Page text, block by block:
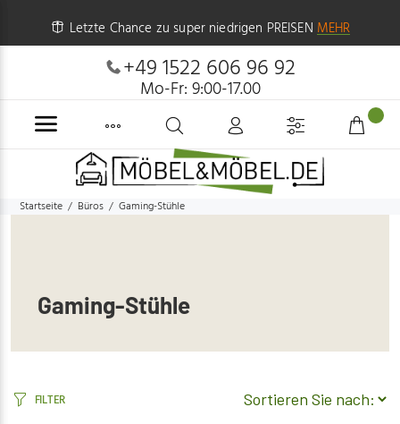
Letzte Chance zu super niedrigen PREISEN MEHR
+49 1522 606 96 92
Mo-Fr: 9:00-17.00
Startseite Büros Gaming-Stühle
Gaming-Stühle
FILTER